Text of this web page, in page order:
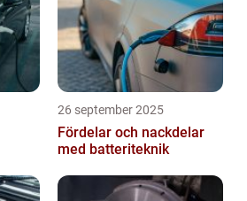
26 september 2025
Fördelar och nackdelar
med batteriteknik